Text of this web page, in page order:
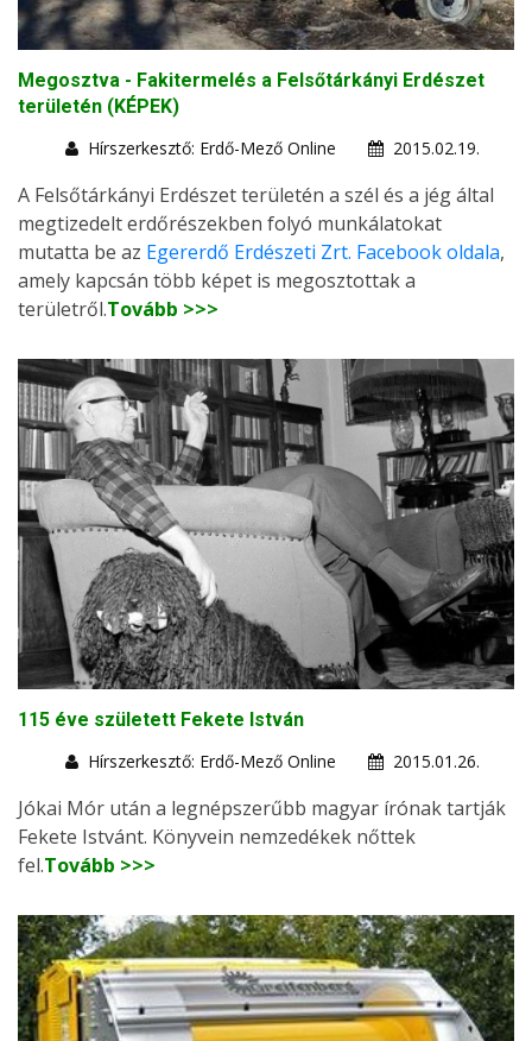
Megosztva - Fakitermelés a Felsőtárkányi Erdészet
területén (KÉPEK)
Hírszerkesztő: Erdő-Mező Online
2015.02.19.
A Felsőtárkányi Erdészet területén a szél és a jég által
megtizedelt erdőrészekben folyó munkálatokat
mutatta be az Egererdő Erdészeti Zrt. Facebook oldala,
amely kapcsán több képet is megosztottak a
területről.Tovább >>>
115 éve született Fekete István
Hírszerkesztő: Erdő-Mező Online
2015.01.26.
Jókai Mór után a legnépszerűbb magyar írónak tartják
Fekete Istvánt. Könyvein nemzedékek nőttek
fel.Tovább >>>